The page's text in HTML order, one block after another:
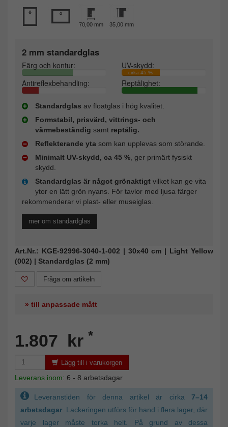
70,00 mm 35,00 mm
2 mm standardglas
Färg och kontur: UV-skydd:
cirka 45 %
Antireflexbehandling: Reptålighet:
Standardglas av floatglas i hög kvalitet.
Formstabil, prisvärd, vittrings- och
värmebeständig samt reptålig.
Reflekterande yta som kan upplevas som störande.
Minimalt UV-skydd, ca 45 % , ger primärt fysiskt
skydd.
Standardglas är något grönaktigt vilket kan ge vita
ytor en lätt grön nyans. För tavlor med ljusa färger
rekommenderar vi plast- eller museiglas.
mer om standardglas
Art.Nr.: KGE-92996-3040-1-002 | 30x40 cm | Light Yellow
(002) | Standardglas (2 mm)
Fråga om artikeln
» till anpassade mått
1.807 kr *
Lägg till i varukorgen
Leverans inom: 6 - 8 arbetsdagar
Leveranstiden för denna artikel är cirka 7–14
arbetsdagar . Lackeringen utförs för hand i flera lager, där
varje lager måste torka helt. På grund av dessa